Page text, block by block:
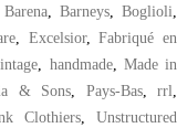
Barena Barneys Boglioli
, Excelsior,Fabriqué en
handmade, Made in
& Sons Pays-Bas,rrl
Clothiers ,Unstructured